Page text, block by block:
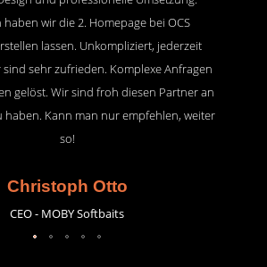
haben wir die 2. Homepage bei OCS
lassen. Unkompliziert, jederzeit
sehr zufrieden. Komplexe Anfragen
gelöst. Wir sind froh diesen Partner an
haben. Kann man nur empfehlen, weiter
so!
Christoph Otto
CEO - MOBY Softbaits